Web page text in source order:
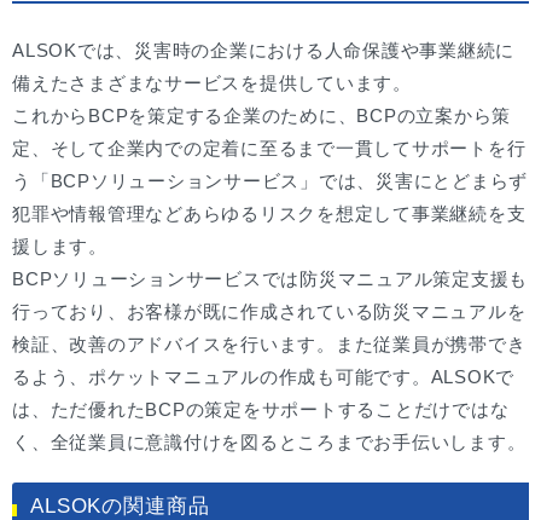
ALSOKでは、災害時の企業における人命保護や事業継続に
備えたさまざまなサービスを提供しています。
これからBCPを策定する企業のために、BCPの立案から策
定、そして企業内での定着に至るまで一貫してサポートを行
う「BCPソリューションサービス」では、災害にとどまらず
犯罪や情報管理などあらゆるリスクを想定して事業継続を支
援します。
BCPソリューションサービスでは防災マニュアル策定支援も
行っており、お客様が既に作成されている防災マニュアルを
検証、改善のアドバイスを行います。また従業員が携帯でき
るよう、ポケットマニュアルの作成も可能です。ALSOKで
は、ただ優れたBCPの策定をサポートすることだけではな
く、全従業員に意識付けを図るところまでお手伝いします。
ALSOKの関連商品